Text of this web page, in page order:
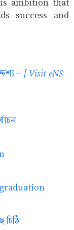
success and
- [ Visit eNS